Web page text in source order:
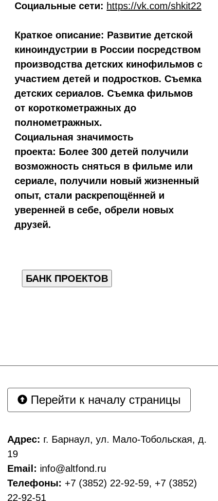
Социальные сети: https://vk.com/shkit22
Краткое описание: Развитие детской
киноиндустрии в России посредством
производства детских кинофильмов с
участием детей и подростков. Съемка
детских сериалов. Съемка фильмов
от короткометражных до
полнометражных.
Социальная значимость
проекта: Более 300 детей получили
возможность сняться в фильме или
сериале, получили новый жизненный
опыт, стали раскрепощённей и
уверенней в себе, обрели новых
друзей.
БАНК ПРОЕКТОВ
Перейти к началу страницы
Адрес: г. Барнаул, ул. Мало-Тобольская, д.
19
Email: info@altfond.ru
Телефоны: +7 (3852) 22-92-59, +7 (3852)
22-92-51